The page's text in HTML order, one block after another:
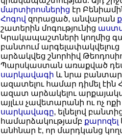
մարտիրոսներից էր
Հոգով զորացած, անվարան
շատերին մոգությունից
Կրակապաշտների կողմից
բանտում
արձակվեց շնորհիվ
Պարսկաստան առաքված
սարկավագի և նրա
ազատելու համար դիմել
ազատ արձակելու
այլևս չավետարանի ու ոչ
սարկավագը, ելնելով
համարձակությամբ քարոզել
անհնար է, որ մարդկանց